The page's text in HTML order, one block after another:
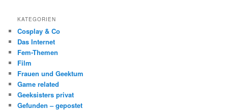
KATEGORIEN
Cosplay & Co
Das Internet
Fem-Themen
Film
Frauen und Geektum
Game related
Geeksisters privat
Gefunden – gepostet